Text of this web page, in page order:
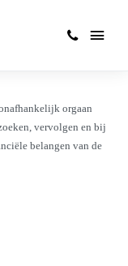
orgaan
vervolgen en bij
belangen van de